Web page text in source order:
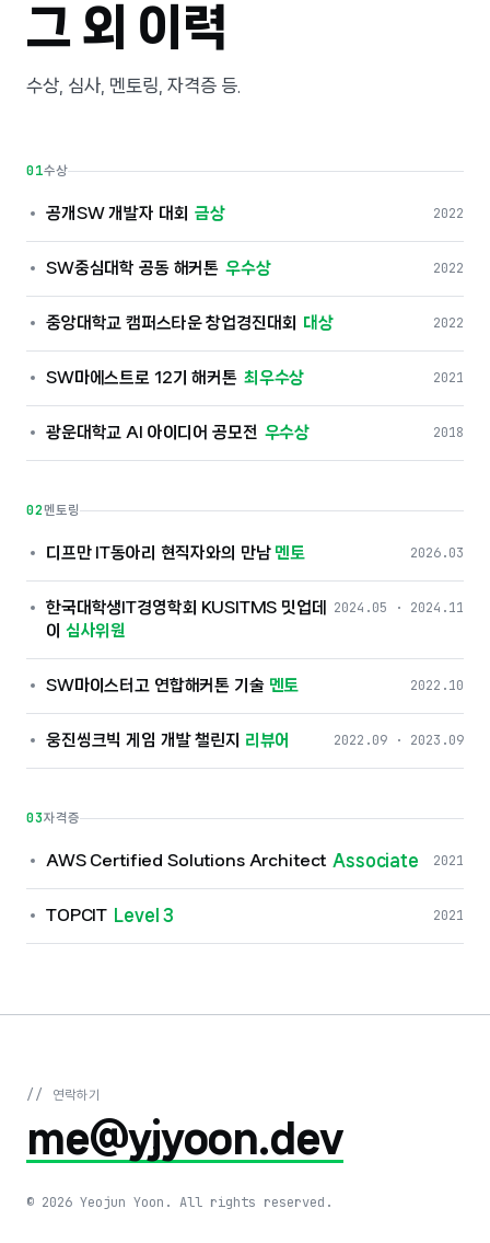
그 외 이력
수상, 심사, 멘토링, 자격증 등.
01수상
공개SW 개발자 대회 금상 2022
SW중심대학 공동 해커톤 우수상 2022
중앙대학교 캠퍼스타운 창업경진대회 대상 2022
SW마에스트로 12기 해커톤 최우수상 2021
광운대학교 AI 아이디어 공모전 우수상 2018
02멘토링
디프만 IT동아리 현직자와의 만남 멘토 2026.03
한국대학생IT경영학회 KUSITMS 밋업데
이 심사위원
2024.05 · 2024.11
SW마이스터고 연합해커톤 기술 멘토 2022.10
웅진씽크빅 게임 개발 챌린지 리뷰어 2022.09 · 2023.09
03자격증
AWS Certified Solutions Architect Associate 2021
TOPCIT Level 3 2021
// 연락하기
me@yjyoon.dev
© 2026 Yeojun Yoon. All rights reserved.